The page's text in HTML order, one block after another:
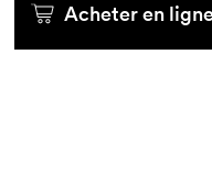
Acheter en